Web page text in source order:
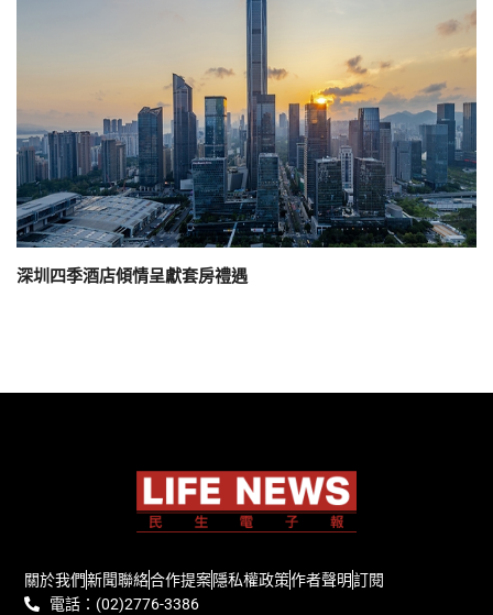
深圳四季酒店傾情呈獻套房禮遇
關於我們新聞聯絡合作提案隱私權政策作者聲明訂閱
電話：(02)2776-3386